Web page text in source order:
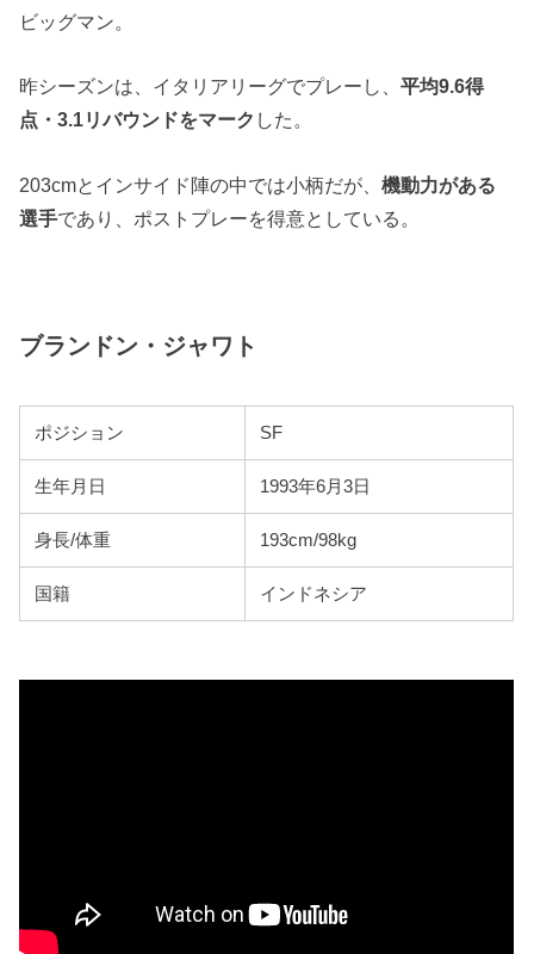
ビッグマン。
昨シーズンは、イタリアリーグでプレーし、平均9.6得
点・3.1リバウンドをマーク した。
203cmとインサイド陣の中では小柄だが、機動力がある
選手であり、ポストプレーを得意としている。
ブランドン・ジャワト
ポジション SF
生年月日 1993年6月3日
身長/体重 193cm/98kg
国籍 インドネシア